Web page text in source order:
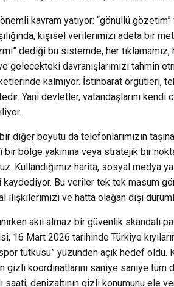
kavram yatıyor: “gönüllü
kişisel verilerimizi adeta bir
dediği bu sistemde, her tıklamamız,
davranışlarımızı tahmin
kalmıyor. İstihbarat örgütleri,
Yani devletler, vatandaşlarını
diğer boyutu da telefonlarımızın
bölge yakınına veya stratejik bir
Kullandığımız harita, sosyal medya
Bu veriler tek tek masum
ve hatta olağan dışı
akıl almaz bir güvenlik skandalı
16 Mart 2026 tarihinde Türkiye
tutkusu” yüzünden açık hedef oldu.
gizli koordinatlarını saniye saniye tüm
saati, denizaltının gizli konumunu ele